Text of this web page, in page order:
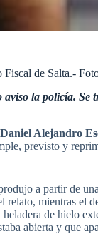
de Salta.-
la policía. Se
Alejandro
previsto y
a partir de
relato, mientras el
de hielo
abierta y que